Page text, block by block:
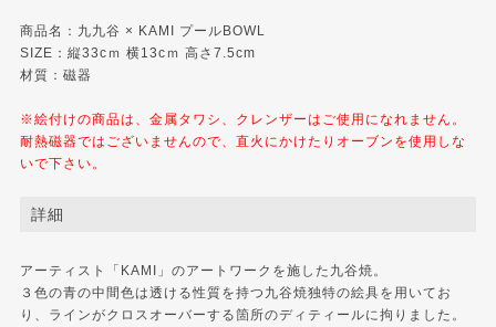
商品名：九九谷 × KAMI プールBOWL
SIZE：縦33cｍ 横13cｍ 高さ7.5cm
材質：磁器
※絵付けの商品は、金属タワシ、クレンザーはご使用になれません。
耐熱磁器ではございませんので、直火にかけたりオーブンを使用しな
いで下さい。
詳細
アーティスト「KAMI」のアートワークを施した九谷焼。
３色の青の中間色は透ける性質を持つ九谷焼独特の絵具を用いてお
り、ラインがクロスオーバーする箇所のディティールに拘りました。